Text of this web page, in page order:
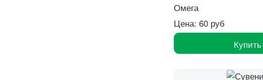
Омега
Цена: 60 руб
Купить